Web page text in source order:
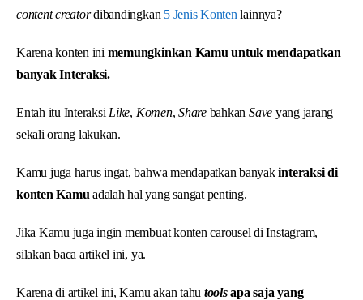
content creatordibandingkan 5 JenisKonten lainnya?
Karena konten ini memungkinkan Kamu untuk mendapatkan
banyak Interaksi.
Entah itu Interaksi Like, Komen,Share bahkanSave yang jarang
sekali orang lakukan.
Kamu juga harus ingat, bahwa mendapatkan banyakinteraksi di
konten Kamu adalah hal yang sangat penting.
Jika Kamu juga ingin membuat konten carousel di Instagram,
silakan baca artikel ini, ya.
Karena di artikel ini, Kamu akan tahu toolsapa saja yang